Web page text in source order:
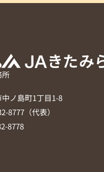
所
ノ島町1丁目1-8
（代表）
8778